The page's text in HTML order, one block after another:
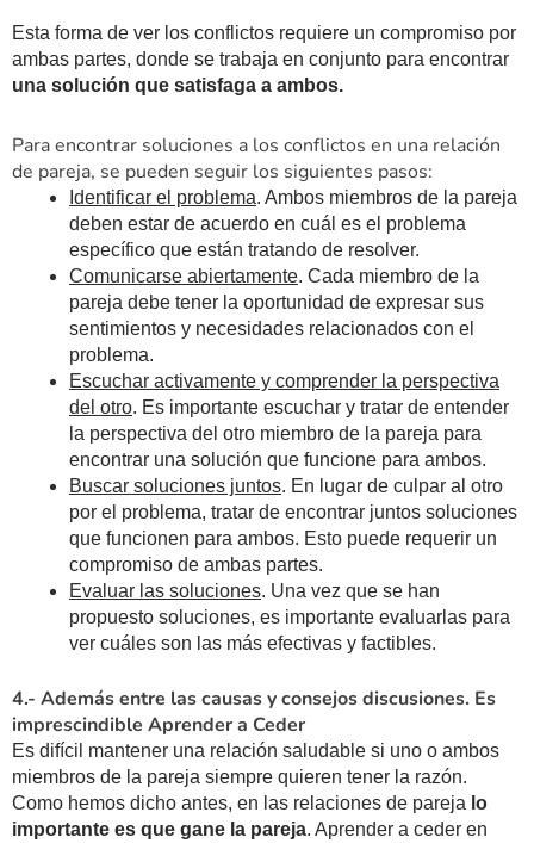
Esta forma de ver los conflictos requiere un compromiso por
ambas partes, donde se trabaja en conjunto para encontrar
una solución que satisfaga a ambos.
Para encontrar soluciones a los conflictos en una relación
de pareja, se pueden seguir los siguientes pasos:
Identificar el problema. Ambos miembros de la pareja
deben estar de acuerdo en cuál es el problema
específico que están tratando de resolver.
Comunicarse abiertamente. Cada miembro de la
pareja debe tener la oportunidad de expresar sus
sentimientos y necesidades relacionados con el
problema.
Escuchar activamente y comprender la perspectiva
del otro. Es importante escuchar y tratar de entender
la perspectiva del otro miembro de la pareja para
encontrar una solución que funcione para ambos.
Buscar soluciones juntos. En lugar de culpar al otro
por el problema, tratar de encontrar juntos soluciones
que funcionen para ambos. Esto puede requerir un
compromiso de ambas partes.
Evaluar las soluciones. Una vez que se han
propuesto soluciones, es importante evaluarlas para
ver cuáles son las más efectivas y factibles.
4.- Además entre las causas y consejos discusiones. Es
imprescindible Aprender a Ceder
Es difícil mantener una relación saludable si uno o ambos
miembros de la pareja siempre quieren tener la razón.
Como hemos dicho antes, en las relaciones de pareja lo
importante es que gane la pareja. Aprender a ceder en